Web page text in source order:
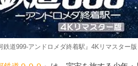
鉄道999-アンドロメダ終着駅』4Kリマスター